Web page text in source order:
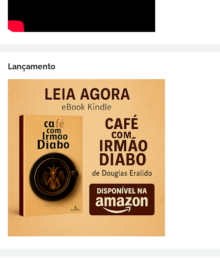
Lançamento